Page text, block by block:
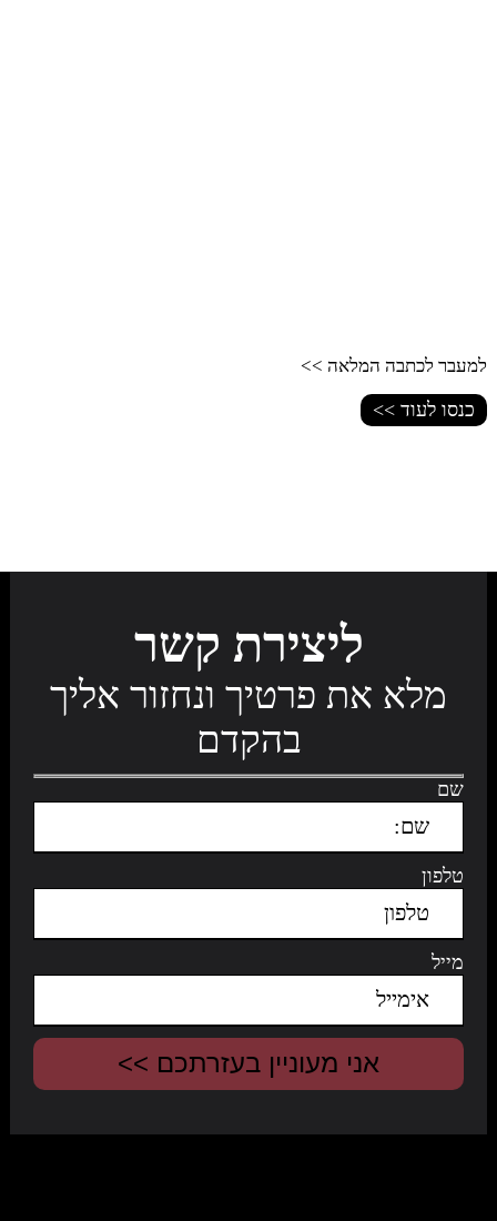
למעבר לכתבה המלאה >>
כנסו לעוד >>
ליצירת קשר
מלא את פרטיך ונחזור אליך
בהקדם
שם
טלפון
מייל